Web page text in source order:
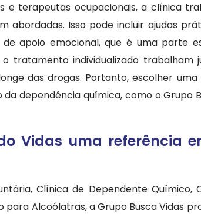
e terapeutas ocupacionais, a clínica
abordadas. Isso pode incluir ajudas
apoio emocional, que é uma parte
tratamento individualizado trabalham
das drogas. Portanto, escolher
dependência química, como o Grupo
Vidas uma referência
Clínica de Dependente
para Alcoólatras, a Grupo Busca Vidas